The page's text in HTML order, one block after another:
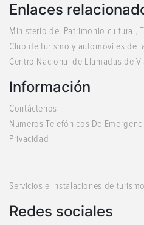
Enlaces
Ministerio del Patrimonio cultural,
Club de turismo y automóviles de
Centro Nacional de Llamadas de
Información
Contáctenos
Números Telefónicos De
Privacidad
Servicios e instalaciones de
Redes sociales